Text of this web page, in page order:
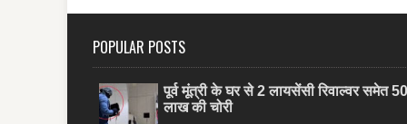
POPULAR POSTS
पूर्व मूंत्री के घर से 2 लायसेंसी रिवाल्वर समेत 50
लाख की चोरी